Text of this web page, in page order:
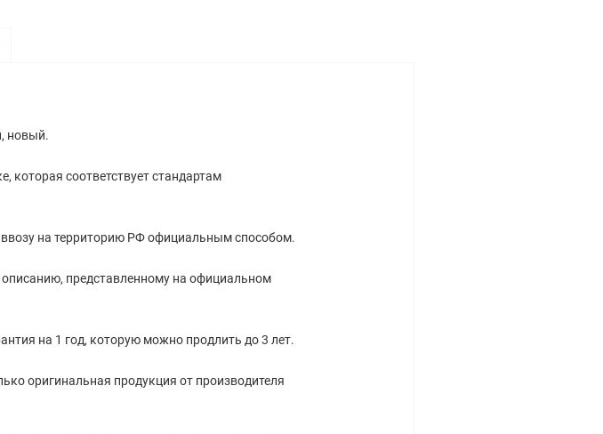
новый.
которая соответствует стандартам
на территорию РФ официальным способом.
описанию, представленному на официальном
на 1 год, которую можно продлить до 3 лет.
оригинальная продукция от производителя